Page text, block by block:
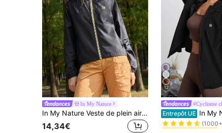
In My Nature
In My Nature Veste de plein air à capuche décontractée pour femmes
14,34€
12
#Cyclisme
Entrepôt UE In My Nature Veste à capuche à manches
#2 BEST-SELLERS
#2 BEST-SELLERS
#2 BEST-SELLERS